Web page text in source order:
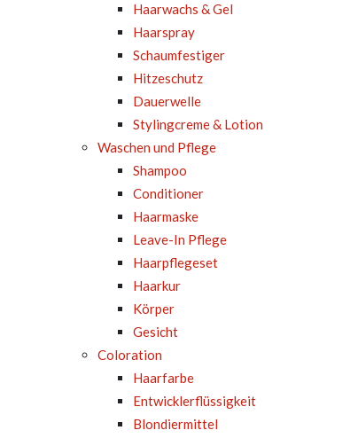
Haarwachs & Gel
Haarspray
Schaumfestiger
Hitzeschutz
Dauerwelle
Stylingcreme & Lotion
Waschen und Pflege
Shampoo
Conditioner
Haarmaske
Leave-In Pflege
Haarpflegeset
Haarkur
Körper
Gesicht
Coloration
Haarfarbe
Entwicklerflüssigkeit
Blondiermittel